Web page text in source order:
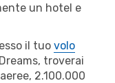
un hotel e
il tuo volo
troverai
2.100.000